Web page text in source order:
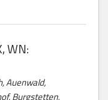
WN:
Auenwald,
Burgstetten,